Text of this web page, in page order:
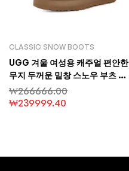
CLASSIC SNOW BOOTS
UGG 겨울 여성용 캐주얼 편안한
무지 두꺼운 밑창 스노우 부츠 벌
룬 스타일 첼시 숏 부츠
₩266666.00
₩239999.40